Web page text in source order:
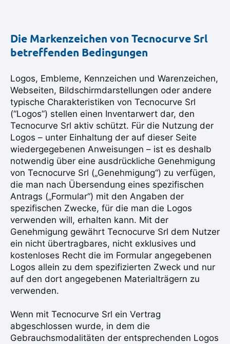
Die Markenzeichen von Tecnocurve Srl
betreffenden Bedingungen
Logos, Embleme, Kennzeichen und Warenzeichen,
Webseiten, Bildschirmdarstellungen oder andere
typische Charakteristiken von Tecnocurve Srl
(“Logos”) stellen einen Inventarwert dar, den
Tecnocurve Srl aktiv schützt. Für die Nutzung der
Logos – unter Einhaltung der auf dieser Seite
wiedergegebenen Anweisungen – ist es deshalb
notwendig über eine ausdrückliche Genehmigung
von Tecnocurve Srl („Genehmigung“) zu verfügen,
die man nach Übersendung eines spezifischen
Antrags („Formular“) mit den Angaben der
spezifischen Zwecke, für die man die Logos
verwenden will, erhalten kann. Mit der
Genehmigung gewährt Tecnocurve Srl dem Nutzer
ein nicht übertragbares, nicht exklusives und
kostenloses Recht die im Formular angegebenen
Logos allein zu dem spezifizierten Zweck und nur
auf den dort angegebenen Materialträgern zu
verwenden.
Wenn mit Tecnocurve Srl ein Vertrag
abgeschlossen wurde, in dem die
Gebrauchsmodalitäten der entsprechenden Logos